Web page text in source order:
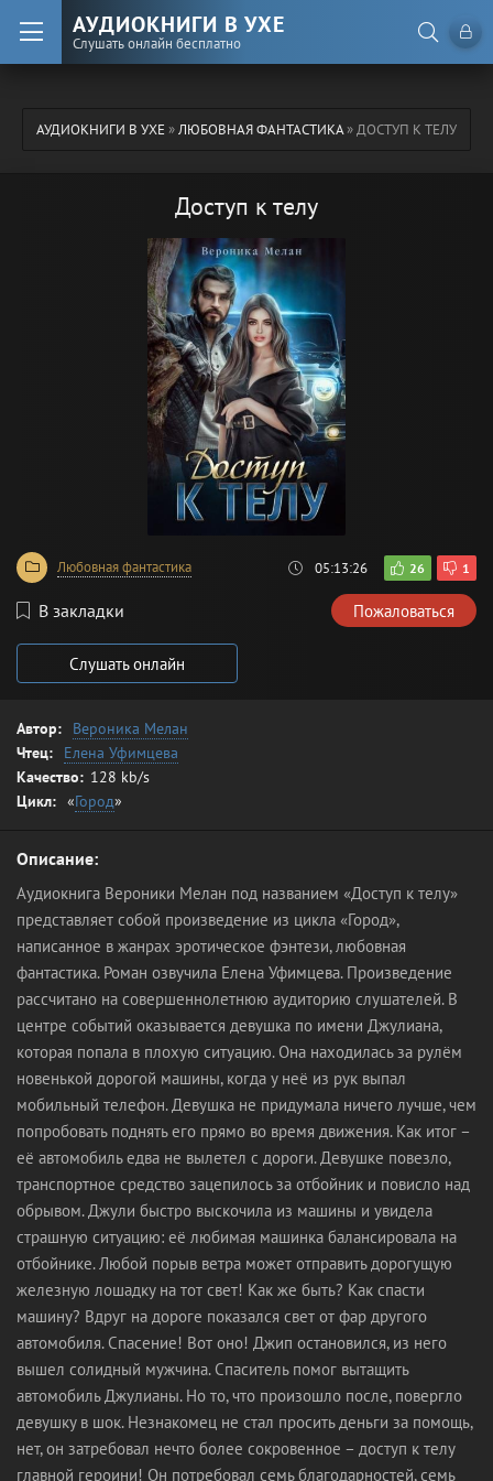
АУДИОКНИГИ В УХЕ
Слушать онлайн бесплатно
АУДИОКНИГИ В УХЕ»ЛЮБОВНАЯ ФАНТАСТИКА» ДОСТУП К ТЕЛУ
Доступ к телу
Любовная фантастика 05:13:26 26 1
В закладки Пожаловаться
Слушать онлайн
Автор:
Вероника Мелан
Чтец:
Елена Уфимцева
Качество: 128 kb/s
Цикл: «Город»
Описание:
Аудиокнига Вероники Мелан под названием «Доступ к телу»
представляет собой произведение из цикла «Город»,
написанное в жанрах эротическое фэнтези, любовная
фантастика. Роман озвучила Елена Уфимцева. Произведение
рассчитано на совершеннолетнюю аудиторию слушателей. В
центре событий оказывается девушка по имени Джулиана,
которая попала в плохую ситуацию. Она находилась за рулём
новенькой дорогой машины, когда у неё из рук выпал
мобильный телефон. Девушка не придумала ничего лучше, чем
попробовать поднять его прямо во время движения. Как итог –
её автомобиль едва не вылетел с дороги. Девушке повезло,
транспортное средство зацепилось за отбойник и повисло над
обрывом. Джули быстро выскочила из машины и увидела
страшную ситуацию: её любимая машинка балансировала на
отбойнике. Любой порыв ветра может отправить дорогущую
железную лошадку на тот свет! Как же быть? Как спасти
машину? Вдруг на дороге показался свет от фар другого
автомобиля. Спасение! Вот оно! Джип остановился, из него
вышел солидный мужчина. Спаситель помог вытащить
автомобиль Джулианы. Но то, что произошло после, повергло
девушку в шок. Незнакомец не стал просить деньги за помощь,
нет, он затребовал нечто более сокровенное – доступ к телу
главной героини! Он потребовал семь благодарностей, семь